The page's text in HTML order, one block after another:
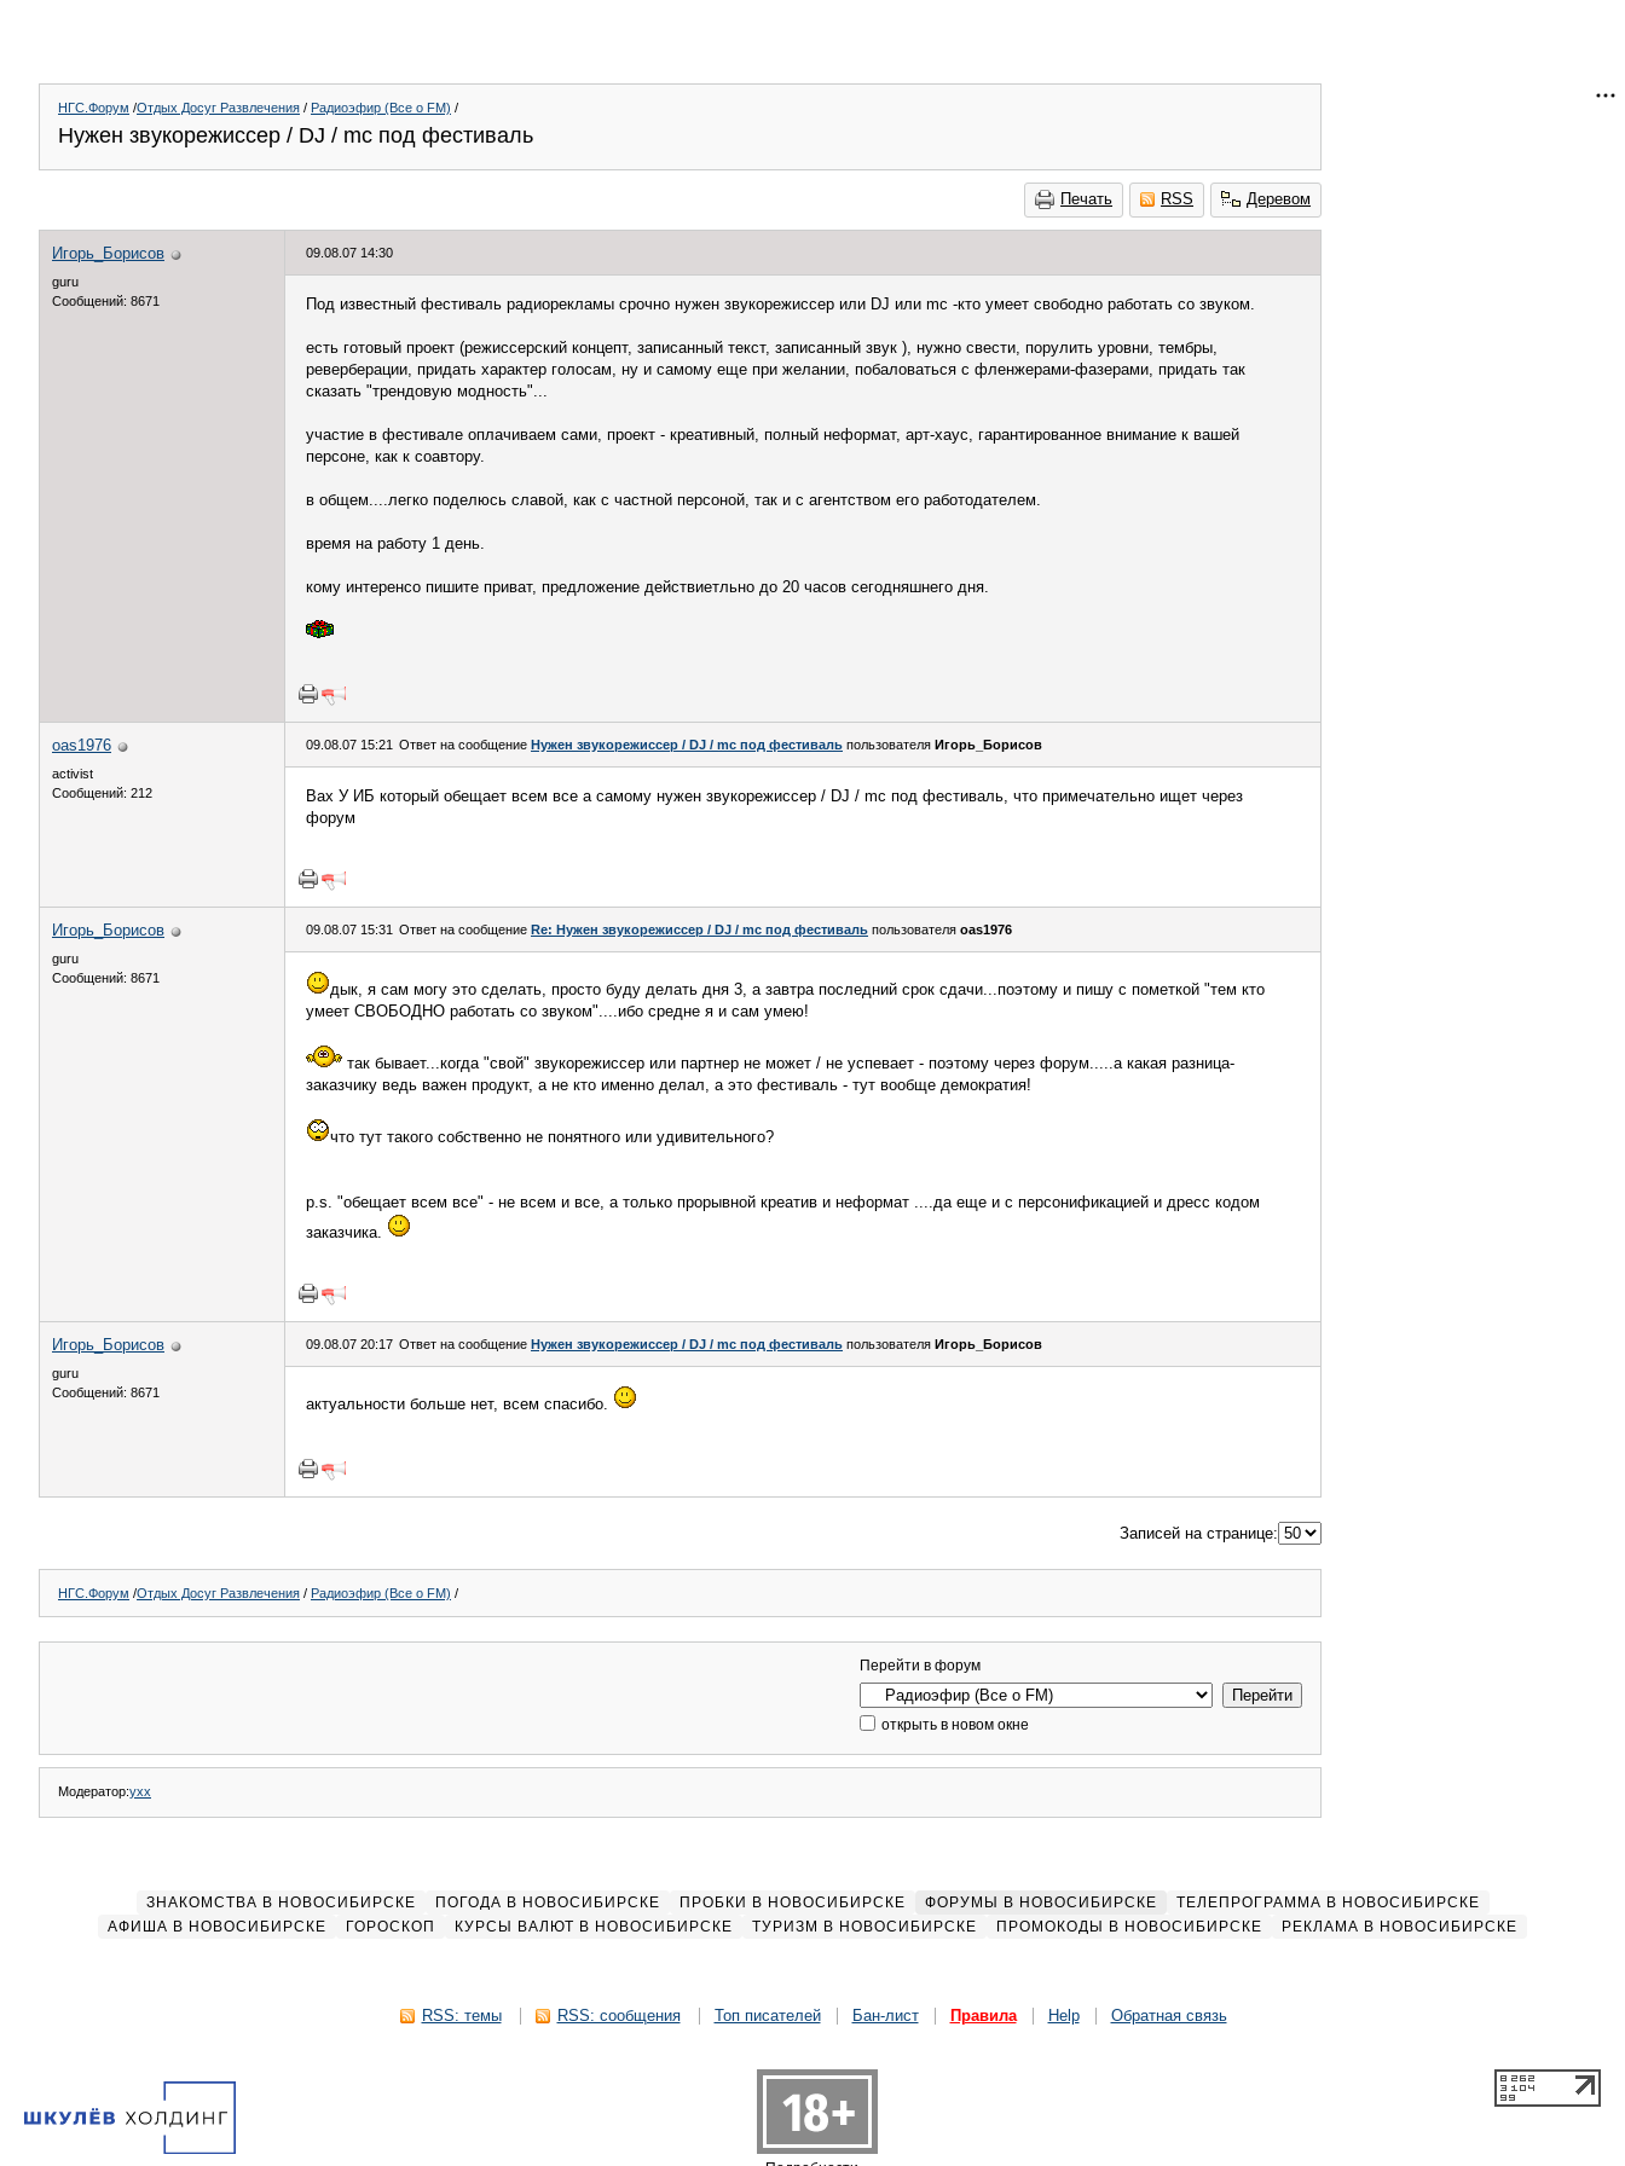
НГС.Форум /Отдых Досуг Развлечения / Радиоэфир (Все о FM) /
Нужен звукорежиссер / DJ / mc под фестиваль
Печать RSS Деревом
Игорь_Борисов
guru
Сообщений: 8671
09.08.07 14:30
Под известный фестиваль радиорекламы срочно нужен звукорежиссер или DJ или mc -кто умеет свободно работать со звуком.
есть готовый проект (режиссерский концепт, записанный текст, записанный звук ), нужно свести, порулить уровни, тембры,
реверберации, придать характер голосам, ну и самому еще при желании, побаловаться с фленжерами-фазерами, придать так
сказать "трендовую модность"...
участие в фестивале оплачиваем сами, проект - креативный, полный неформат, арт-хаус, гарантированное внимание к вашей
персоне, как к соавтору.
в общем....легко поделюсь славой, как с частной персоной, так и с агентством его работодателем.
время на работу 1 день.
кому интеренсо пишите приват, предложение действиетльно до 20 часов сегодняшнего дня.
oas1976
activist
Сообщений: 212
09.08.07 15:21 Ответ на сообщение Нужен звукорежиссер / DJ / mc под фестиваль пользователя Игорь_Борисов
Вах У ИБ который обещает всем все а самому нужен звукорежиссер / DJ / mc под фестиваль, что примечательно ищет через
форум
Игорь_Борисов
guru
Сообщений: 8671
09.08.07 15:31 Ответ на сообщение Re: Нужен звукорежиссер / DJ / mc под фестиваль пользователя oas1976
дык, я сам могу это сделать, просто буду делать дня 3, а завтра последний срок сдачи...поэтому и пишу с пометкой "тем кто
умеет СВОБОДНО работать со звуком"....ибо средне я и сам умею!
так бывает...когда "свой" звукорежиссер или партнер не может / не успевает - поэтому через форум.....а какая разница-
заказчику ведь важен продукт, а не кто именно делал, а это фестиваль - тут вообще демократия!
что тут такого собственно не понятного или удивительного?
p.s. "обещает всем все" - не всем и все, а только прорывной креатив и неформат ....да еще и с персонификацией и дресс кодом
заказчика.
Игорь_Борисов
guru
Сообщений: 8671
09.08.07 20:17 Ответ на сообщение Нужен звукорежиссер / DJ / mc под фестиваль пользователя Игорь_Борисов
актуальности больше нет, всем спасибо.
Записей на странице:
НГС.Форум /Отдых Досуг Развлечения / Радиоэфир (Все о FM) /
Перейти в форум
открыть в новом окне
Модератор:yxx
ЗНАКОМСТВА В НОВОСИБИРСКЕ ПОГОДА В НОВОСИБИРСКЕ ПРОБКИ В НОВОСИБИРСКЕ ФОРУМЫ В НОВОСИБИРСКЕ
ТЕЛЕПРОГРАММА В НОВОСИБИРСКЕ
АФИША В НОВОСИБИРСКЕ
ГОРОСКОП КУРСЫ ВАЛЮТ В НОВОСИБИРСКЕ ТУРИЗМ В НОВОСИБИРСКЕ ПРОМОКОДЫ В НОВОСИБИРСКЕ РЕКЛАМА В НОВОСИБИРСКЕ
RSS: темы RSS: сообщения Топ писателей Бан-лист Правила Help Обратная связь